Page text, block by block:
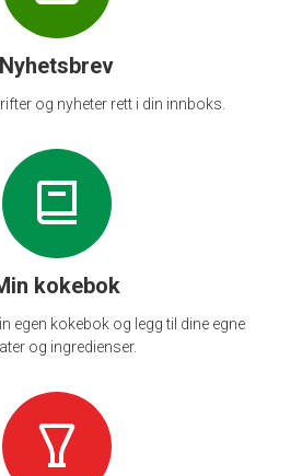
Nyhetsbrev
og nyheter rett i din innboks.
kokebok
egen kokebok og legg til dine egne
og ingredienser.